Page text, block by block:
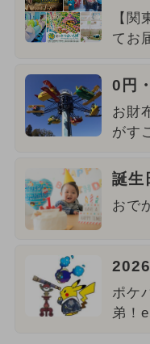
【
てお
0円
お財
がす
誕生
おで
ポケ
弟！